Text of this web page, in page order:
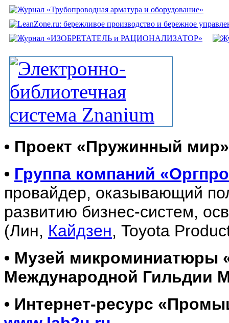
• Проект «Пружинный
• Группа компаний
провайдер, оказывающий
развитию бизнес-систем,
(Лин, Кайдзен, Toyota
• Музей микроминиатюры
Международной Гильдии
• Интернет-ресурс